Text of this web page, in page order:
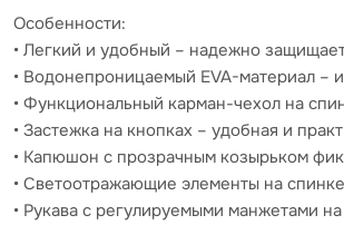
Особенности:
• Легкий и удобный – надежно
• Водонепроницаемый EVA-материал –
• Функциональный карман-чехол на
• Застежка на кнопках – удобная и
• Капюшон с прозрачным козырьком
• Светоотражающие элементы на
• Рукава с регулируемыми манжетами